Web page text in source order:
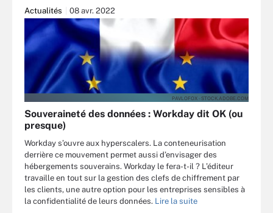
Actualités 08 avr. 2022
PAVLOFOX - STOCK.ADOBE.COM
Souveraineté des données : Workday dit OK (ou
presque)
Workday s’ouvre aux hyperscalers. La conteneurisation
derrière ce mouvement permet aussi d’envisager des
hébergements souverains. Workday le fera-t-il ? L’éditeur
travaille en tout sur la gestion des clefs de chiffrement par
les clients, une autre option pour les entreprises sensibles à
la confidentialité de leurs données. Lire la suite